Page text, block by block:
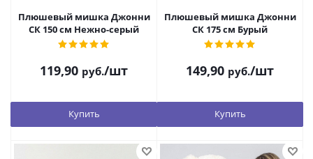
Плюшевый мишка Джонни
СК 150 см Нежно-серый
119,90 руб./шт
Купить
Плюшевый мишка Джонни
СК 175 см Бурый
149,90 руб./шт
Купить